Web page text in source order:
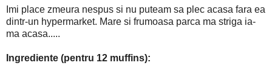
Imi place zmeura nespus si nu puteam sa plec acasa fara ea
dintr-un hypermarket. Mare si frumoasa parca ma striga ia-
ma acasa.....
Ingrediente (pentru 12 muffins):